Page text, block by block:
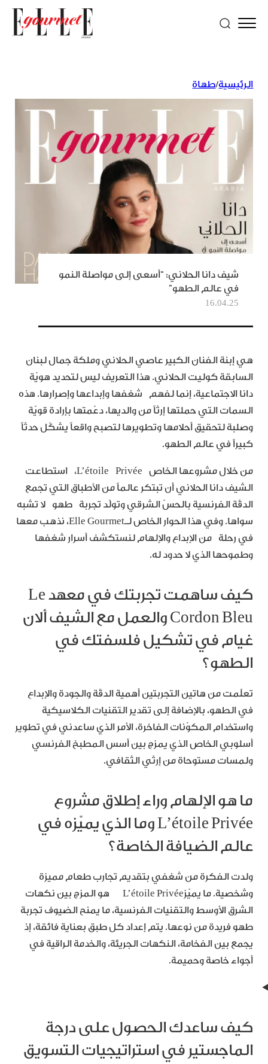
الرئيسية/طهاة
شيف دانا الحلاني: “أسعى إلى مواصلة النمو
في عالم الطهو”
16.04.25
هي إبنة الفنان الكبير عاصي الحلاني وملكة جمال لبنان
السابقة كوليت الحلاني. هذا التعريف ليس لتحديد هويّة
دانا الاجتماعية، إنما لفهم شغفها وإبداعها وإصرارها. هذه
السمات التي حملتها إرثاً من والديها، دعّمتها بإرادة قويّة
وصلبة لتحقيق أحلامها وتطويرها لتصبح واقعاً يشكّل حدثاً
كبيراً في عالم الطهو.
من خلال مشروعها الخاص L’étoile Privée، استطاعت
الشيف دانا الحلاني أن تبتكر عالماً من الأطباق التي تجمع
الدقّة الفرنسية بالحسّ الشرقي وتولّد تجربة طهو لا تشبه
سواها. وفي هذا الحوار الخاص لـElle Gourmet، نذهب معها
في رحلة من الإبداع والإلهام لنستكشف أسرار شغفها
وطموحها الذي لا حدود له.
كيف ساهمت تجربتك في معهد Le
Cordon Bleu والعمل مع الشيف ألان
غيام في تشكيل فلسفتك في
الطهو؟
تعلّمت من هاتين التجربتين أهمية الدقّة والجودة والإبداع
في الطهو، بالإضافة إلى تقدير التقنيات الكلاسيكية
واستخدام المكوّنات الفاخرة، الأمر الذي ساعدني في تطوير
أسلوبي الخاص الذي يمزج بين أسس المطبخ الفرنسي
ولمسات مستوحاة من إرثي الثقافي.
ما هو الإلهام وراء إطلاق مشروع
L’étoile Privée وما الذي يميّزه في
عالم الضيافة الخاصة؟
ولدت الفكرة من شغفي بتقديم تجارب طعام مميزة
وشخصية. ما يميّزL’étoile Privée هو المزج بين نكهات
الشرق الأوسط والتقنيات الفرنسية، ما يمنح الضيوف تجربة
طهو فريدة من نوعها. يتم إعداد كل طبق بعناية فائقة، إذ
يجمع بين الفخامة، النكهات الجريئة، والخدمة الراقية في
أجواء خاصة وحميمة.
كيف ساعدك الحصول على درجة
الماجستير في استراتيجيات التسويق